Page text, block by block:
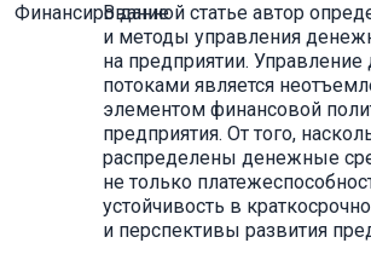
ФинансированиеВ данной статье автор
и методы управления
на предприятии.
потоками является
элементом финансовой
предприятия. От того,
распределены денежные
не только
устойчивость в
и перспективы развития